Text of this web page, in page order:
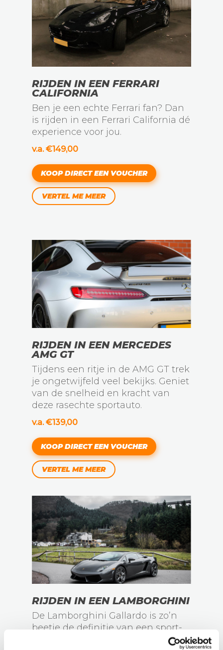
RIJDEN IN EEN FERRARI
CALIFORNIA
Ben je een echte Ferrari fan? Dan
is rijden in een Ferrari California dé
experience voor jou.
v.a. €149,00
KOOP DIRECT EEN VOUCHER
VERTEL ME MEER
RIJDEN IN EEN MERCEDES
AMG GT
Tijdens een ritje in de AMG GT trek
je ongetwijfeld veel bekijks. Geniet
van de snelheid en kracht van
deze rasechte sportauto.
v.a. €139,00
KOOP DIRECT EEN VOUCHER
VERTEL ME MEER
RIJDEN IN EEN LAMBORGHINI
De Lamborghini Gallardo is zo’n
beetje de definitie van een sport-
wagen. Voel je vrij terwijl je met